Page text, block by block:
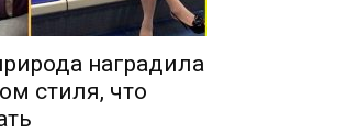
наградила
стиля, что